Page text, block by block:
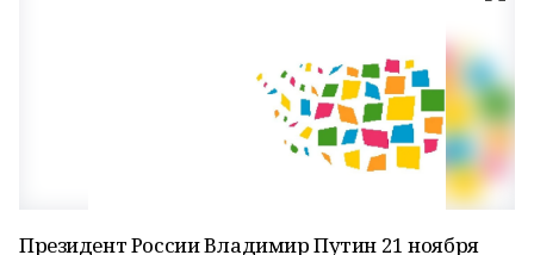
Президент России Владимир Путин 21 ноября